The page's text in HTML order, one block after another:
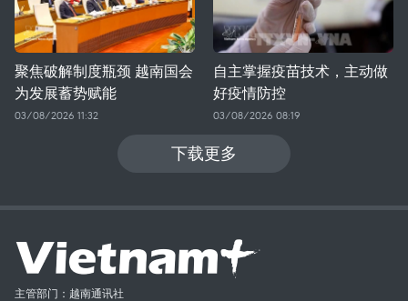
聚焦破解制度瓶颈 越南国会
为发展蓄势赋能
03/08/2026 11:32
自主掌握疫苗技术，主动做
好疫情防控
03/08/2026 08:19
下载更多
主管部门：越南通讯社